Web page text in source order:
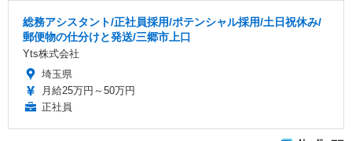
総務アシスタント/正社員採用/ポテンシャル採用/土日祝休み/
郵便物の仕分けと発送/三郷市上口
Yts株式会社
埼玉県
月給25万円～50万円
正社員